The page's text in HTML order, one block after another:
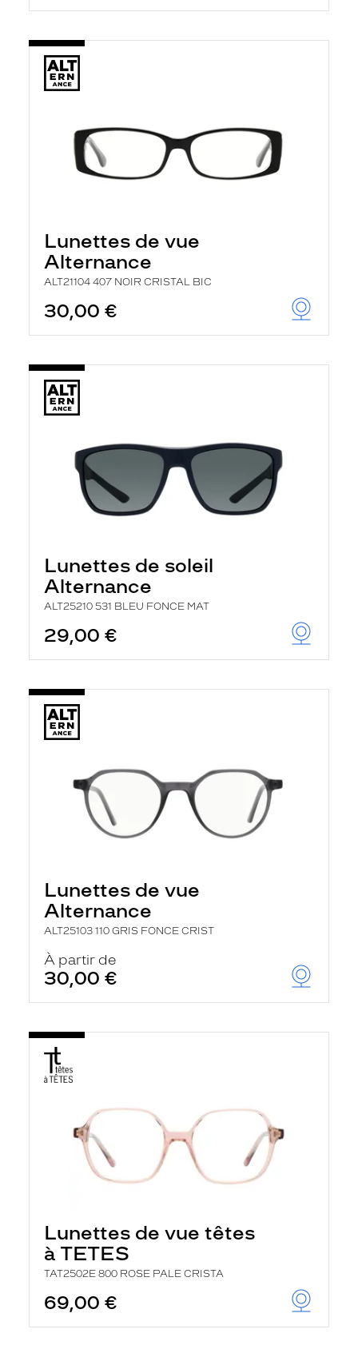
Lunettes de vue
Alternance
ALT21104 407 NOIR CRISTAL BIC
30,00 €
Lunettes de soleil
Alternance
ALT25210 531 BLEU FONCE MAT
29,00 €
Lunettes de vue
Alternance
ALT25103 110 GRIS FONCE CRIST
À partir de
30,00 €
Lunettes de vue têtes
à TETES
TAT2502E 800 ROSE PALE CRISTA
69,00 €